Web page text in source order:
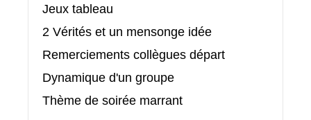
Jeux tableau
2 Vérités et un mensonge idée
Remerciements collègues départ
Dynamique d'un groupe
Thème de soirée marrant